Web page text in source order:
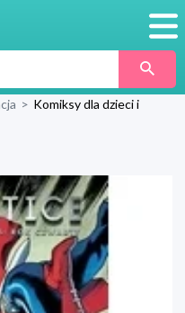
> Komiksy dla dzieci i